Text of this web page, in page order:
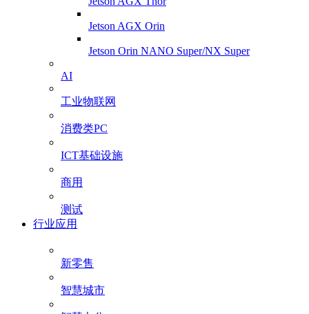
Jetson AGX Orin
Jetson Orin NANO Super/NX Super
AI
工业物联网
消费类PC
ICT基础设施
商用
测试
行业应用
新零售
智慧城市